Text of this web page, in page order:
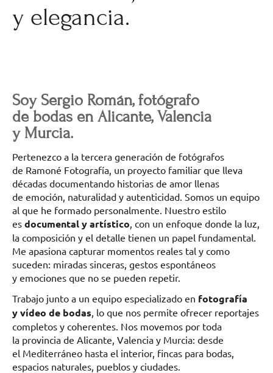
y elegancia.
Soy Sergio Román, fotógrafo
de bodas en Alicante, Valencia
y Murcia.
Pertenezco a la tercera generación de fotógrafos
de Ramoné Fotografía, un proyecto familiar que lleva
décadas documentando historias de amor llenas
de emoción, naturalidad y autenticidad. Somos un equipo
al que he formado personalmente. Nuestro estilo
es documental y artístico , con un enfoque donde la luz,
la composición y el detalle tienen un papel fundamental.
Me apasiona capturar momentos reales tal y como
suceden: miradas sinceras, gestos espontáneos
y emociones que no se pueden repetir.
Trabajo junto a un equipo especializado en fotografía
y vídeo de bodas , lo que nos permite ofrecer reportajes
completos y coherentes. Nos movemos por toda
la provincia de Alicante, Valencia y Murcia: desde
el Mediterráneo hasta el interior, fincas para bodas,
espacios naturales, pueblos y ciudades.